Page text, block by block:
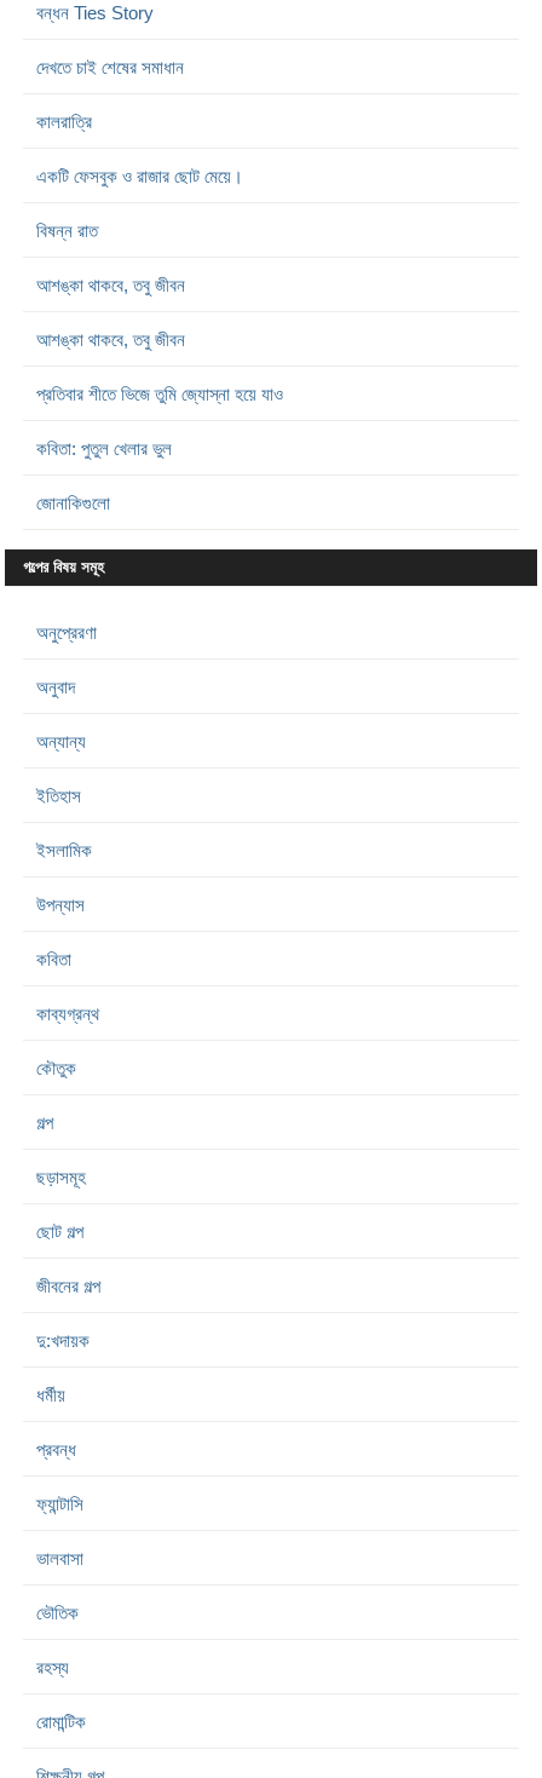
বন্ধন Ties Story
দেখতে চাই শেষের সমাধান
কালরাত্রি
একটি ফেসবুক ও রাজার ছোট মেয়ে।
বিষন্ন রাত
আশঙ্কা থাকবে, তবু জীবন
আশঙ্কা থাকবে, তবু জীবন
প্রতিবার শীতে ভিজে তুমি জ্যোস্না হয়ে যাও
কবিতা: পুতুল খেলার ভুল
জোনাকিগুলো
গল্পের বিষয় সমূহ
অনুপ্রেরণা
অনুবাদ
অন্যান্য
ইতিহাস
ইসলামিক
উপন্যাস
কবিতা
কাব্যগ্রন্থ
কৌতুক
গল্প
ছড়াসমূহ
ছোট গল্প
জীবনের গল্প
দু:খদায়ক
ধর্মীয়
প্রবন্ধ
ফ্যান্টাসি
ভালবাসা
ভৌতিক
রহস্য
রোমান্টিক